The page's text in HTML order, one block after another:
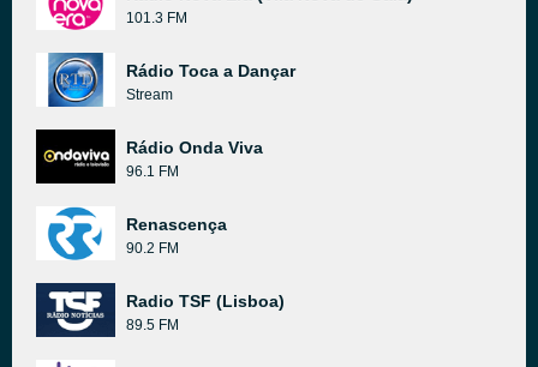
101.3 FM
Rádio Toca a Dançar
Stream
Rádio Onda Viva
96.1 FM
Renascença
90.2 FM
Radio TSF (Lisboa)
89.5 FM